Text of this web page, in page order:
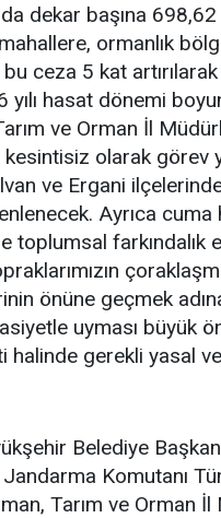
dekar başına 698,62
ormanlık
ceza 5 kat
hasat dönemi
ve Orman İl
olarak görev
ve Ergani
Ayrıca
toplumsal farkındalık
önüne geçmek
uyması büyük
halinde gerekli yasal
Belediye
Komutanı
Tarım ve Orman